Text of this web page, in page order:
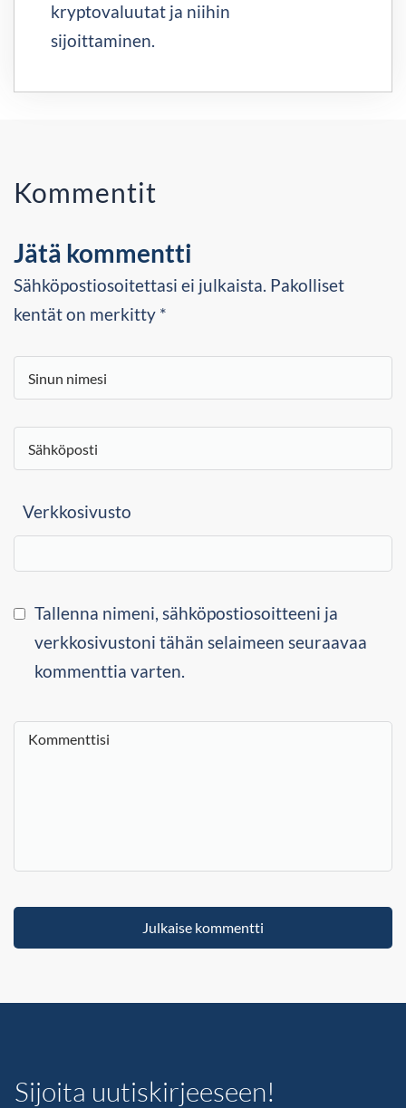
kryptovaluutat ja niihin
sijoittaminen.
Kommentit
Jätä kommentti
Sähköpostiosoitettasi ei julkaista. Pakolliset
kentät on merkitty *
Verkkosivusto
Tallenna nimeni, sähköpostiosoitteeni ja
verkkosivustoni tähän selaimeen seuraavaa
kommenttia varten.
Sijoita uutiskirjeeseen!